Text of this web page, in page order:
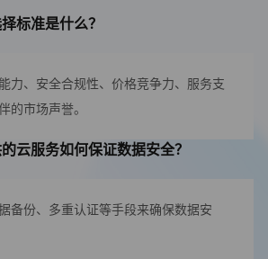
标准是什么？
力、安全合规性、价格竞争力、服务支
的市场声誉。
云服务如何保证数据安全？
备份、多重认证等手段来确保数据安